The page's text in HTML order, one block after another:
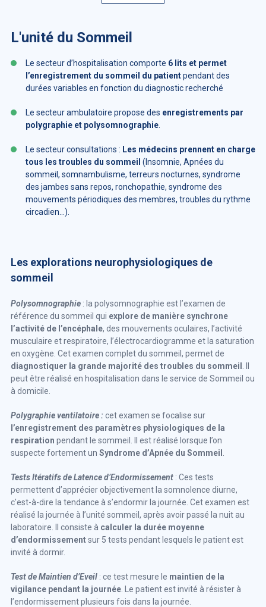
L'unité du Sommeil
Le secteur d’hospitalisation comporte 6 lits et permet
l’enregistrement du sommeil du patientpendant des
durées variables en fonction du diagnostic recherché
Le secteur ambulatoire propose des enregistrements par
polygraphie et polysomnographie
Le secteur consultations : Les médecins prennent en charge
tous les troubles du sommeil (Insomnie, Apnées du
sommeil, somnambulisme, terreurs nocturnes, syndrome
des jambes sans repos, ronchopathie, syndrome des
mouvements périodiques des membres, troubles du rythme
circadien…).
Les explorations neurophysiologiques de
sommeil
Polysomnographie : la polysomnographie est l’examen de
référence du sommeil qui explore de manière synchrone
l’activité de l’encéphale, des mouvements oculaires, l’activité
musculaire et respiratoire, l’électrocardiogramme et la saturation
en oxygène. Cet examen complet du sommeil, permet de
diagnostiquer la grande majorité des troubles du sommeil
peut être réalisé en hospitalisation dans le service de Sommeil ou
à domicile.
Polygraphie ventilatoire :cet examen se focalise sur
l’enregistrement des paramètres physiologiques de la
respiration pendant le sommeil. Il est réalisé lorsque l’on
suspecte fortement un Syndrome d’Apnée du Sommeil
Tests Itératifs de Latence d’Endormissement : Ces tests
permettent d’apprécier objectivement la somnolence diurne,
c'est-à-dire la tendance à s’endormir la journée. Cet examen est
réalisé la journée à l’unité sommeil, après avoir passé la nuit au
laboratoire. Il consiste à calculer la durée moyenne
d’endormissementsur 5 tests pendant lesquels le patient est
invité à dormir.
Test de Maintien d’Eveil : ce test mesure le maintien de la
vigilance pendant la journée . Le patient est invité à résister à
l’endormissement plusieurs fois dans la journée.